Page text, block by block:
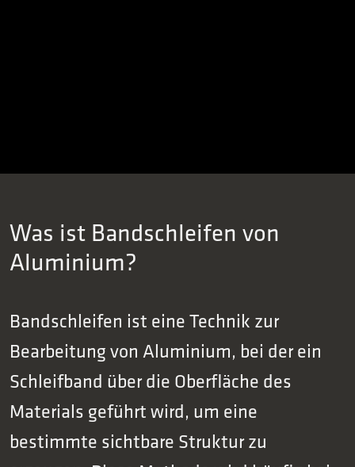
Was ist Bandschleifen von
Aluminium?
Bandschleifen ist eine Technik zur
Bearbeitung von Aluminium, bei der ein
Schleifband über die Oberfläche des
Materials geführt wird, um eine
bestimmte sichtbare Struktur zu